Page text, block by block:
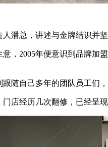
潘总，讲述与金牌结识并
，2005年便意识到品牌加
随自己多年的团队员工们
店经历几次翻修，已经呈